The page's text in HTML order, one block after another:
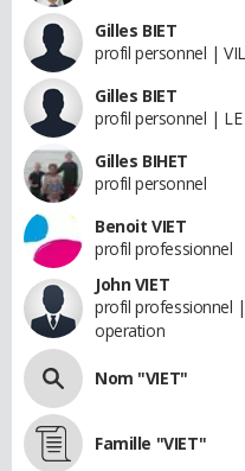
Gilles BIET
profil personnel |
Gilles BIET
profil personnel | LE
Gilles BIHET
profil personnel
Benoit VIET
profil professionnel
John VIET
profil professionnel
operation
Nom "VIET"
Famille "VIET"